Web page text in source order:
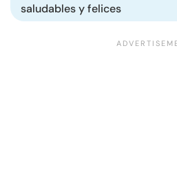
saludables y felices